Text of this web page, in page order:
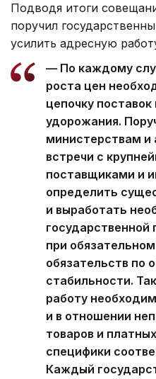
Подводя итоги
поручил
усилить адресную
— По каждому
роста цен
цепочку
удорожания.
министерствам и
встречи с
поставщиками и
определить
и выработать
при
обязательств по
стабильности.
работу
и в отношении
товаров и
специфики
Каждый